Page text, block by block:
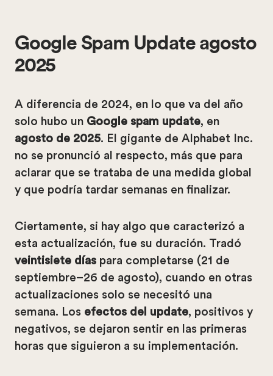
Google Spam Update agosto
2025
A diferencia de 2024, en lo que va del año
solo hubo un Google spam update, en
agosto de 2025. El gigante de Alphabet Inc.
no se pronunció al respecto, más que para
aclarar que se trataba de una medida global
y que podría tardar semanas en finalizar.
Ciertamente, si hay algo que caracterizó a
esta actualización, fue su duración. Tradó
veintisiete días para completarse (21 de
septiembre–26 de agosto), cuando en otras
actualizaciones solo se necesitó una
semana. Los efectos del update, positivos y
negativos, se dejaron sentir en las primeras
horas que siguieron a su implementación.